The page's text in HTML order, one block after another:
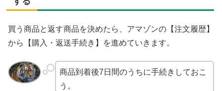
買う商品と返す商品を決めたら、アマゾンの【注文履歴】
から【購入・返送手続き】を進めていきます。
商品到着後7日間のうちに手続きしておこ
う。